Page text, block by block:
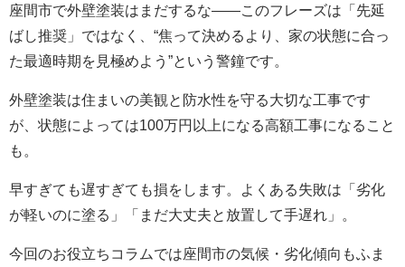
座間市で外壁塗装はまだするな——このフレーズは「先延
ばし推奨」ではなく、“焦って決めるより、家の状態に合っ
た最適時期を見極めよう”という警鐘です。
外壁塗装は住まいの美観と防水性を守る大切な工事です
が、状態によっては100万円以上になる高額工事になること
も。
早すぎても遅すぎても損をします。よくある失敗は「劣化
が軽いのに塗る」「まだ大丈夫と放置して手遅れ」。
今回のお役立ちコラムでは座間市の気候・劣化傾向もふま